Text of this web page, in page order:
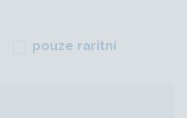
pouze raritní